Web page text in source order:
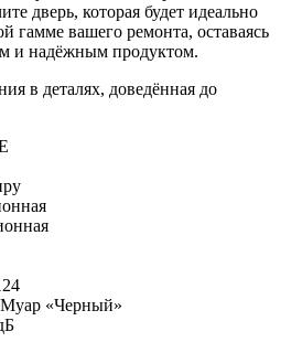
дверь, которая будет идеально
гамме вашего ремонта, оставаясь
и надёжным продуктом.
в деталях, доведённая до
Муар «Черный»